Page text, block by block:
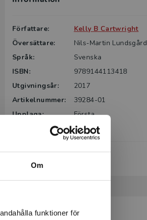
Om
funktioner för
Författare:
Kelly B Cartwright
Översättare:
Nils-Martin Lundsgård
Språk:
Svenska
ISBN:
9789144113418
Utgivningsår:
2017
Artikelnummer:
39284-01
Upplaga:
Första
344
Köp- och leveransvillkor